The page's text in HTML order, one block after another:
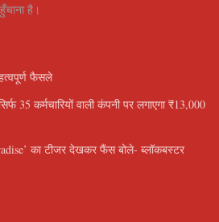
है।
फैसले
35 कर्मचारियों वाली कंपनी पर लगाएगा ₹13,000
का टीजर देखकर फैंस बोले- ब्लॉकबस्टर